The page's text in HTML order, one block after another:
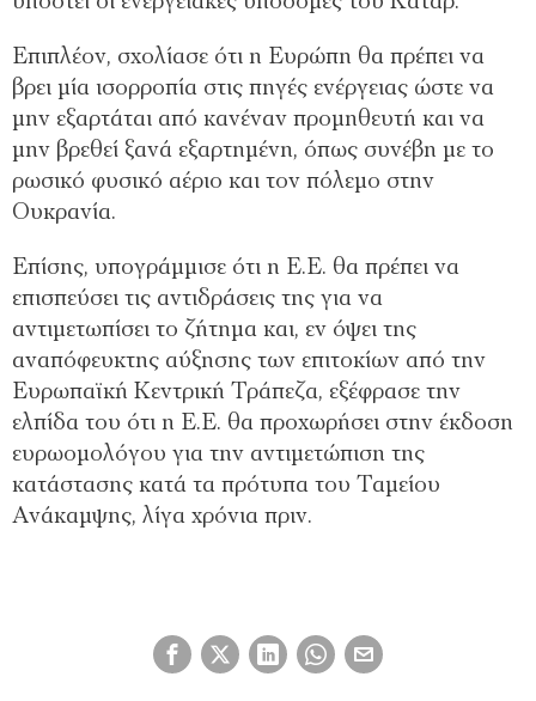
Επιπλέον, σχολίασε ότι η Ευρώπη θα πρέπει να
βρει μία ισορροπία στις πηγές ενέργειας ώστε να
μην εξαρτάται από κανέναν προμηθευτή και να
μην βρεθεί ξανά εξαρτημένη, όπως συνέβη με το
ρωσικό φυσικό αέριο και τον πόλεμο στην
Ουκρανία.
Επίσης, υπογράμμισε ότι η Ε.Ε. θα πρέπει να
επισπεύσει τις αντιδράσεις της για να
αντιμετωπίσει το ζήτημα και, εν όψει της
αναπόφευκτης αύξησης των επιτοκίων από την
Ευρωπαϊκή Κεντρική Τράπεζα, εξέφρασε την
ελπίδα του ότι η Ε.Ε. θα προχωρήσει στην έκδοση
ευρωομολόγου για την αντιμετώπιση της
κατάστασης κατά τα πρότυπα του Ταμείου
Ανάκαμψης, λίγα χρόνια πριν.